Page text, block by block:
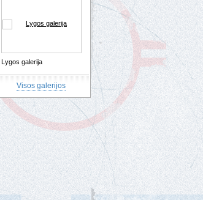
Lygos galerija
Visos galerijos